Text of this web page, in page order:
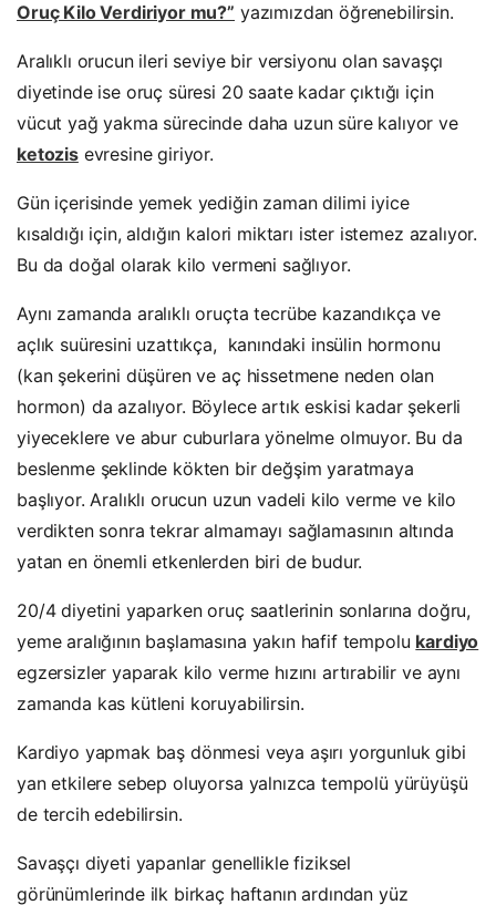
Oruç Kilo Verdiriyor mu?” yazımızdan öğrenebilirsin.
Aralıklı orucun ileri seviye bir versiyonu olan savaşçı
diyetinde ise oruç süresi 20 saate kadar çıktığı için
vücut yağ yakma sürecinde daha uzun süre kalıyor ve
ketozisevresine giriyor.
Gün içerisinde yemek yediğin zaman dilimi iyice
kısaldığı için, aldığın kalori miktarı ister istemez azalıyor.
Bu da doğal olarak kilo vermeni sağlıyor.
Aynı zamanda aralıklı oruçta tecrübe kazandıkça ve
açlık suüresini uzattıkça, kanındaki insülin hormonu
(kan şekerini düşüren ve aç hissetmene neden olan
hormon) da azalıyor. Böylece artık eskisi kadar şekerli
yiyeceklere ve abur cuburlara yönelme olmuyor. Bu da
beslenme şeklinde kökten bir değşim yaratmaya
başlıyor. Aralıklı orucun uzun vadeli kilo verme ve kilo
verdikten sonra tekrar almamayı sağlamasının altında
yatan en önemli etkenlerden biri de budur.
20/4 diyetini yaparken oruç saatlerinin sonlarına doğru,
yeme aralığının başlamasına yakın hafif tempolu kardiyo
egzersizler yaparak kilo verme hızını artırabilir ve aynı
zamanda kas kütleni koruyabilirsin.
Kardiyo yapmak baş dönmesi veya aşırı yorgunluk gibi
yan etkilere sebep oluyorsa yalnızca tempolü yürüyüşü
de tercih edebilirsin.
Savaşçı diyeti yapanlar genellikle fiziksel
görünümlerinde ilk birkaç haftanın ardından yüz